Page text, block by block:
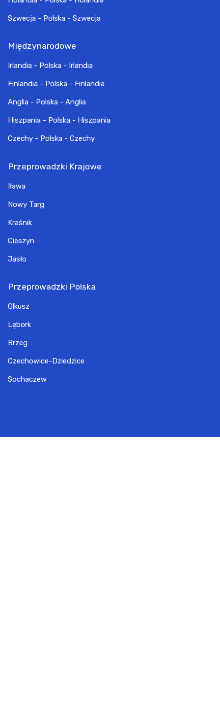
Szwecja - Polska - Szwecja
Międzynarodowe
Irlandia - Polska - Irlandia
Finlandia - Polska - Finlandia
Anglia - Polska - Anglia
Hiszpania - Polska - Hiszpania
Czechy - Polska - Czechy
Przeprowadzki Krajowe
Iława
Nowy Targ
Kraśnik
Cieszyn
Jasło
Przeprowadzki Polska
Olkusz
Lębork
Brzeg
Czechowice-Dziedzice
Sochaczew